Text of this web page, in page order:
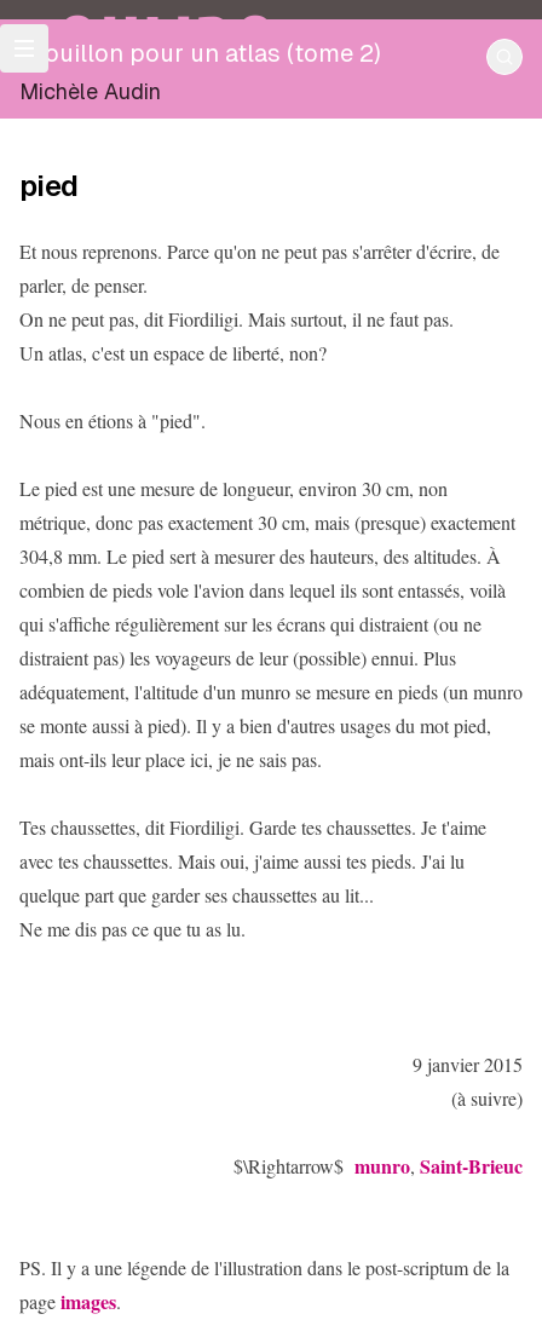
OULIPO
Brouillon pour un atlas (tome 2)
Michèle Audin
pied
Et nous reprenons. Parce qu'on ne peut pas s'arrêter d'écrire, de
parler, de penser.
On ne peut pas, dit Fiordiligi. Mais surtout, il ne faut pas.
Un atlas, c'est un espace de liberté, non?
Nous en étions à "pied".
Le pied est une mesure de longueur, environ 30 cm, non
métrique, donc pas exactement 30 cm, mais (presque) exactement
304,8 mm. Le pied sert à mesurer des hauteurs, des altitudes. À
combien de pieds vole l'avion dans lequel ils sont entassés, voilà
qui s'affiche régulièrement sur les écrans qui distraient (ou ne
distraient pas) les voyageurs de leur (possible) ennui. Plus
adéquatement, l'altitude d'un munro se mesure en pieds (un munro
se monte aussi à pied). Il y a bien d'autres usages du mot pied,
mais ont-ils leur place ici, je ne sais pas.
Tes chaussettes, dit Fiordiligi. Garde tes chaussettes. Je t'aime
avec tes chaussettes. Mais oui, j'aime aussi tes pieds. J'ai lu
quelque part que garder ses chaussettes au lit...
Ne me dis pas ce que tu as lu.
9 janvier 2015
(à suivre)
$\Rightarrow$ munro, Saint-Brieuc
PS. Il y a une légende de l'illustration dans le post-scriptum de la
pageimages.